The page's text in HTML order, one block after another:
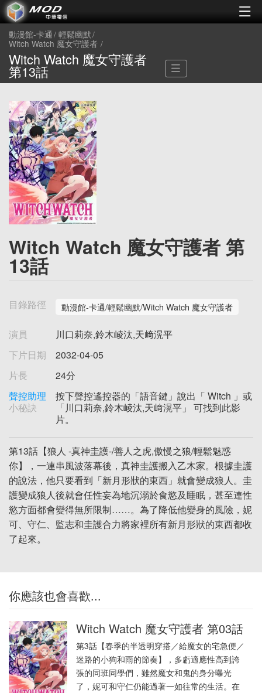
動漫館-卡通 輕鬆幽默
Witch Watch 魔女守護者
Witch Watch 魔女守護者
第13話
Witch Watch 魔女守護者 第
13話
目錄路徑 動漫館-卡通/輕鬆幽默/Witch Watch 魔女守護者
演員
川口莉奈,鈴木崚汰,天﨑滉平
下片日期
2032-04-05
片長
24分
聲控助理
小秘訣
按下聲控遙控器的「語音鍵」說出「 Witch 」或
「川口莉奈,鈴木崚汰,天﨑滉平」 可找到此影
片。
第13話【狼人 -真神圭護-/善人之虎,傲慢之狼/輕鬆魅惑
你】，一連串風波落幕後，真神圭護搬入乙木家。根據圭護
的說法，他只要看到「新月形狀的東西」就會變成狼人。圭
護變成狼人後就會任性妄為地沉溺於食慾及睡眠，甚至連性
慾方面都會變得無所限制……。為了降低他變身的風險，妮
可、守仁、監志和圭護合力將家裡所有新月形狀的東西都收
了起來。
你應該也會喜歡...
Witch Watch 魔女守護者 第03話
第3話【春季的半透明穿搭／給魔女的宅急便／
迷路的小狗和雨的節奏】，多虧適應性高到誇
張的同班同學們，雖然魔女和鬼的身分曝光
了，妮可和守仁仍能過著一如往常的生活。在